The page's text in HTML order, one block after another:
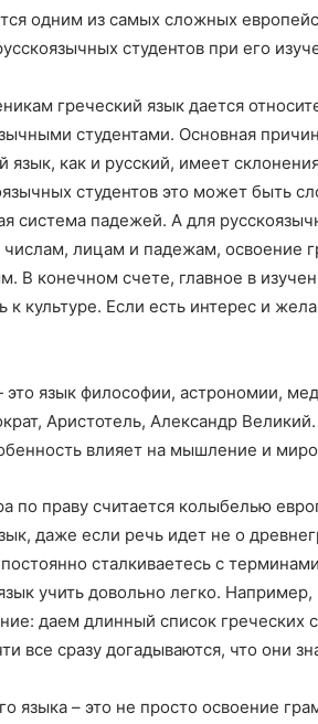
одним из самых сложных
студентов при его
греческий язык дается
студентами. Основная
язык, как и русский, имеет
студентов это может быть
система падежей. А для
лицам и падежам, освоение
В конечном счете, главное в
к культуре. Если есть интерес и
язык философии, астрономии,
Аристотель, Александр
влияет на мышление и
по праву считается колыбелью
даже если речь идет не о
сталкиваетесь с
учить довольно легко.
даем длинный список греческих
все сразу догадываются, что они
языка – это не просто освоение